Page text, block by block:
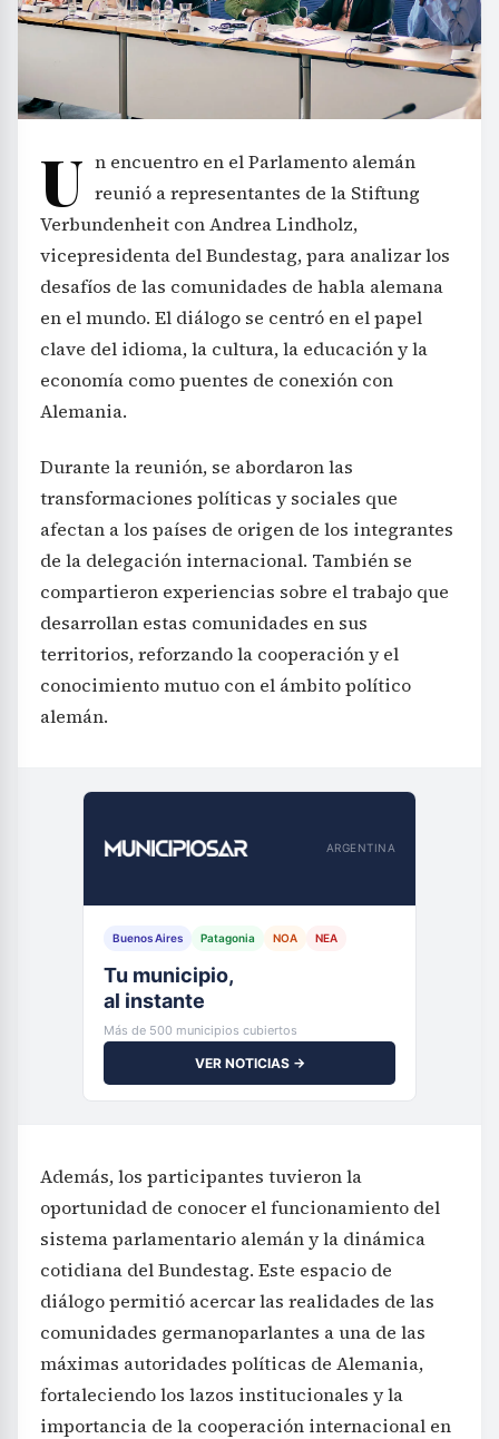
U n encuentro en el Parlamento alemán
reunió a representantes de la Stiftung
Verbundenheit con Andrea Lindholz,
vicepresidenta del Bundestag, para analizar los
desafíos de las comunidades de habla alemana
en el mundo. El diálogo se centró en el papel
clave del idioma, la cultura, la educación y la
economía como puentes de conexión con
Alemania.
Durante la reunión, se abordaron las
transformaciones políticas y sociales que
afectan a los países de origen de los integrantes
de la delegación internacional. También se
compartieron experiencias sobre el trabajo que
desarrollan estas comunidades en sus
territorios, reforzando la cooperación y el
conocimiento mutuo con el ámbito político
alemán.
ARGENTINA
Buenos Aires Patagonia NOA NEA
Tu municipio,
al instante
Más de 500 municipios cubiertos
VER NOTICIAS →
Además, los participantes tuvieron la
oportunidad de conocer el funcionamiento del
sistema parlamentario alemán y la dinámica
cotidiana del Bundestag. Este espacio de
diálogo permitió acercar las realidades de las
comunidades germanoparlantes a una de las
máximas autoridades políticas de Alemania,
fortaleciendo los lazos institucionales y la
importancia de la cooperación internacional en